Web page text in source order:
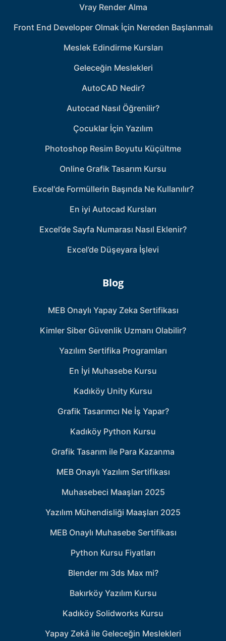
Vray Render Alma
Front End Developer Olmak İçin Nereden Başlanmalı
Meslek Edindirme Kursları
Geleceğin Meslekleri
AutoCAD Nedir?
Autocad Nasıl Öğrenilir?
Çocuklar İçin Yazılım
Photoshop Resim Boyutu Küçültme
Online Grafik Tasarım Kursu
Excel'de Formüllerin Başında Ne Kullanılır?
En iyi Autocad Kursları
Excel’de Sayfa Numarası Nasıl Eklenir?
Excel’de Düşeyara İşlevi
Blog
MEB Onaylı Yapay Zeka Sertifikası
Kimler Siber Güvenlik Uzmanı Olabilir?
Yazılım Sertifika Programları
En İyi Muhasebe Kursu
Kadıköy Unity Kursu
Grafik Tasarımcı Ne İş Yapar?
Kadıköy Python Kursu
Grafik Tasarım ile Para Kazanma
MEB Onaylı Yazılım Sertifikası
Muhasebeci Maaşları 2025
Yazılım Mühendisliği Maaşları 2025
MEB Onaylı Muhasebe Sertifikası
Python Kursu Fiyatları
Blender mı 3ds Max mi?
Bakırköy Yazılım Kursu
Kadıköy Solidworks Kursu
Yapay Zekâ ile Geleceğin Meslekleri